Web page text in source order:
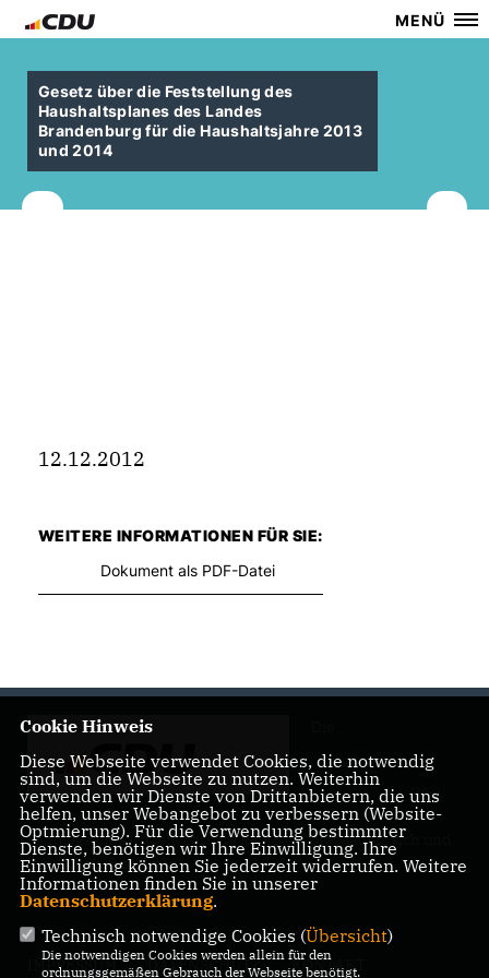
MENÜ
Gesetz über die Feststellung des
Haushaltsplanes des Landes
Brandenburg für die Haushaltsjahre 2013
und 2014
12.12.2012
WEITERE INFORMATIONEN FÜR SIE:
Dokument als PDF-Datei
Landtagsabgeordnete Barbara Richstein präsentiert sich und
ihre politischen Ziele.
IMPRESSUM DATENSCHUTZ KONTAKT
Cookie Hinweis
Diese Webseite verwendet Cookies, die notwendig
sind, um die Webseite zu nutzen. Weiterhin
verwenden wir Dienste von Drittanbietern, die uns
helfen, unser Webangebot zu verbessern (Website-
Optmierung). Für die Verwendung bestimmter
Dienste, benötigen wir Ihre Einwilligung. Ihre
Einwilligung können Sie jederzeit widerrufen. Weitere
Informationen finden Sie in unserer
Datenschutzerklärung.
Technisch notwendige Cookies (Übersicht)
Die notwendigen Cookies werden allein für den
ordnungsgemäßen Gebrauch der Webseite benötigt.